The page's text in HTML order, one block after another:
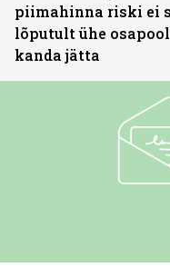
piimahinna riski ei
lõputult ühe
kanda jätta